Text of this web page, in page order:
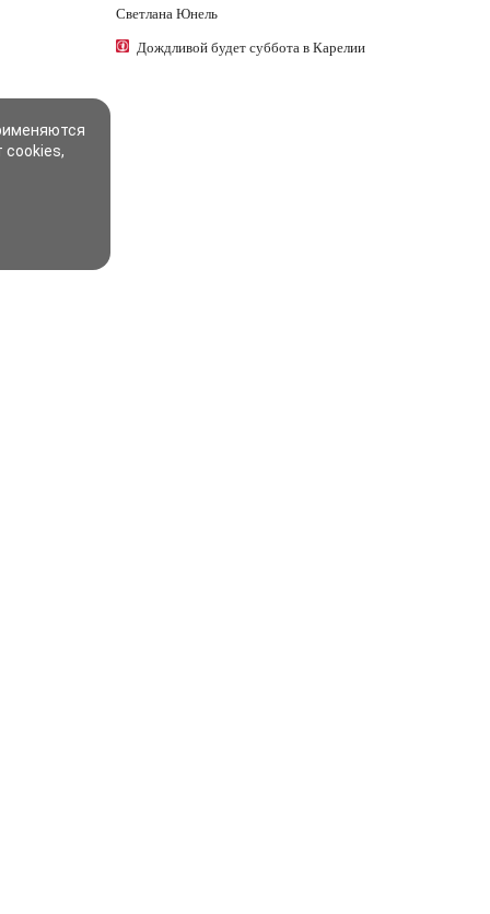
Светлана Юнель
Дождливой будет суббота в Карелии
cookies,